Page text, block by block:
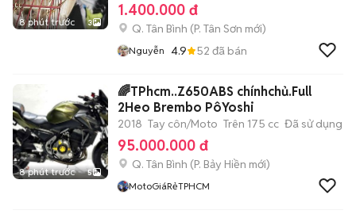
8 phút trước 3
1.400.000 đ
Q. Tân Bình (P. Tân Sơn mới)
Nguyễn 4.9 52 đã bán
8 phút trước 5
🌈TPhcm..Z650ABS chínhchủ.Full
2Heo Brembo PôYoshi
2018 Tay côn/Moto Trên 175 cc Đã sử dụng
95.000.000 đ
Q. Tân Bình (P. Bảy Hiền mới)
MotoGiáRẻTPHCM